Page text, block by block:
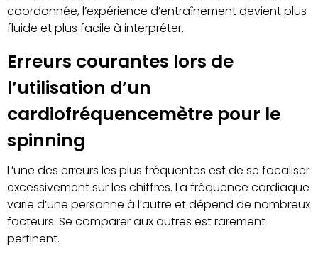
coordonnée, l’expérience d’entraînement devient plus
fluide et plus facile à interpréter.
Erreurs courantes lors de
l’utilisation d’un
cardiofréquencemètre pour le
spinning
L’une des erreurs les plus fréquentes est de se focaliser
excessivement sur les chiffres. La fréquence cardiaque
varie d’une personne à l’autre et dépend de nombreux
facteurs. Se comparer aux autres est rarement
pertinent.